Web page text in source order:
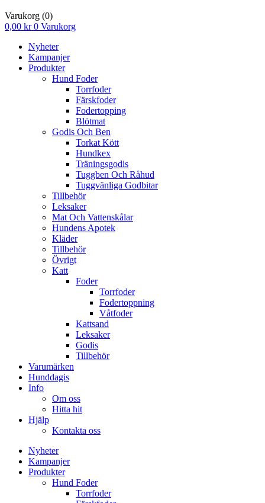
Varukorg (0)
0,00 kr 0 Varukorg
Nyheter
Kampanjer
Produkter
Hund Foder
Torrfoder
Färskfoder
Fodertopping
Blötmat
Godis Och Ben
Torkat Kött
Hundkex
Träningsgodis
Tuggben Och Råhud
Tuggvänliga Godbitar
Tillbehör
Leksaker
Mat Och Vattenskålar
Hundens Apotek
Kläder
Tillbehör
Övrigt
Katt
Foder
Torrfoder
Fodertoppning
Våtfoder
Kattsand
Leksaker
Godis
Tillbehör
Varumärken
Hunddagis
Info
Om oss
Hitta hit
Hjälp
Kontakta oss
Nyheter
Kampanjer
Produkter
Hund Foder
Torrfoder